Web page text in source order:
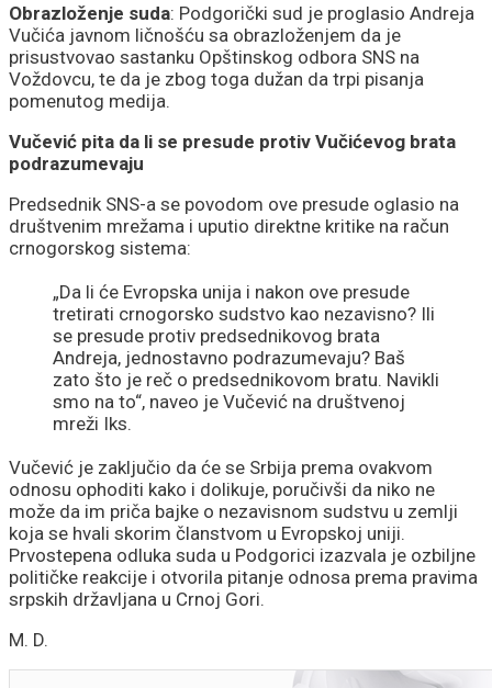
Obrazloženje suda: Podgorički sud je proglasio Andreja
Vučića javnom ličnošću sa obrazloženjem da je
prisustvovao sastanku Opštinskog odbora SNS na
Voždovcu, te da je zbog toga dužan da trpi pisanja
pomenutog medija.
Vučević pita da li se presude protiv Vučićevog brata
podrazumevaju
Predsednik SNS-a se povodom ove presude oglasio na
društvenim mrežama i uputio direktne kritike na račun
crnogorskog sistema:
„Da li će Evropska unija i nakon ove presude
tretirati crnogorsko sudstvo kao nezavisno? Ili
se presude protiv predsednikovog brata
Andreja, jednostavno podrazumevaju? Baš
zato što je reč o predsednikovom bratu. Navikli
smo na to“, naveo je Vučević na društvenoj
mreži Iks.
Vučević je zaključio da će se Srbija prema ovakvom
odnosu ophoditi kako i dolikuje, poručivši da niko ne
može da im priča bajke o nezavisnom sudstvu u zemlji
koja se hvali skorim članstvom u Evropskoj uniji.
Prvostepena odluka suda u Podgorici izazvala je ozbiljne
političke reakcije i otvorila pitanje odnosa prema pravima
srpskih državljana u Crnoj Gori.
M. D.